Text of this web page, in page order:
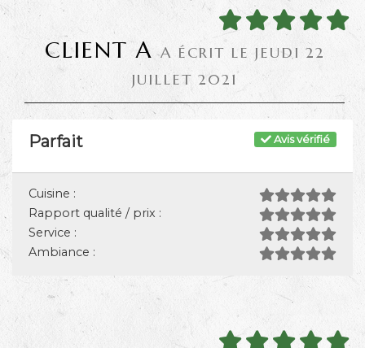
CLIENT A A ÉCRIT LE JEUDI 22
JUILLET 2021
Avis vérifié
Parfait
Cuisine :
Rapport qualité / prix :
Service :
Ambiance :